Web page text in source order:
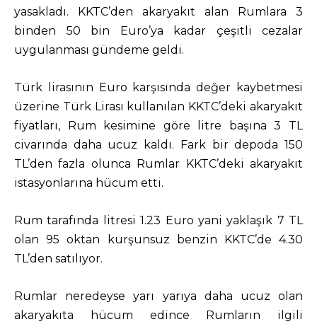
yasakladı. KKTC’den akaryakıt alan Rumlara 3
binden 50 bin Euro’ya kadar çeşitli cezalar
uygulanması gündeme geldi.
Türk lirasının Euro karşısında değer kaybetmesi
üzerine Türk Lirası kullanılan KKTC’deki akaryakıt
fiyatları, Rum kesimine göre litre başına 3 TL
civarında daha ucuz kaldı. Fark bir depoda 150
TL’den fazla olunca Rumlar KKTC’deki akaryakıt
istasyonlarına hücum etti.
Rum tarafında litresi 1.23 Euro yani yaklaşık 7 TL
olan 95 oktan kurşunsuz benzin KKTC’de 4.30
TL’den satılıyor.
Rumlar neredeyse yarı yarıya daha ucuz olan
akaryakıta hücum edince Rumların ilgili